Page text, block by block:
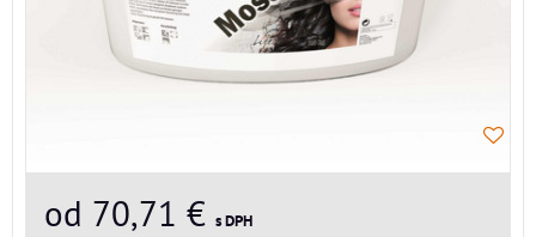
od 70,71 € s DPH